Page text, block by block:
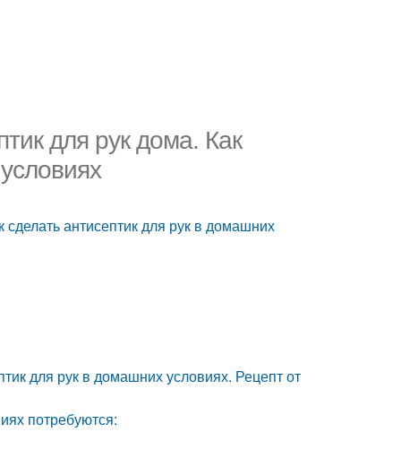
для рук дома. Как
сделать антисептик для рук в домашних
для рук в домашних условиях. Рецепт от
потребуются: